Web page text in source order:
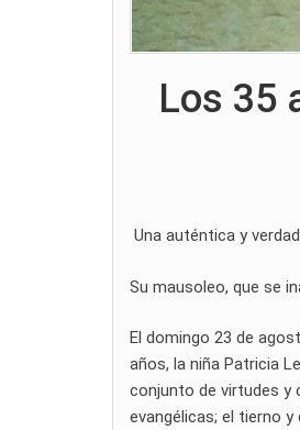
Los 35
Una auténtica y
Su mausoleo, que se
El domingo 23 de
años, la niña Patricia
conjunto de virtudes y
evangélicas; el tierno